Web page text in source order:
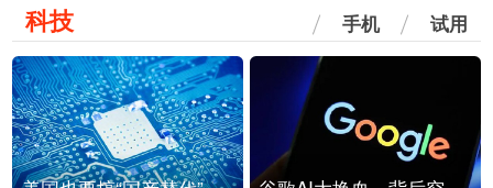
科技 手机 试用